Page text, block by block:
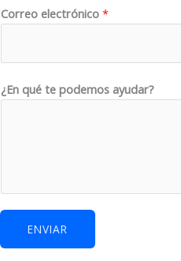
r
e
Correo electrónico *
¿En qué te podemos ayudar?
ENVIAR